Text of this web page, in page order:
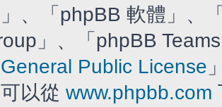
、「phpBB 軟體」、
」、「phpBB
General Public License
以從 www.phpbb.com